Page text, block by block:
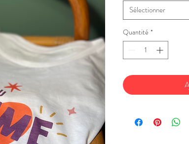
Sélectionner
Quantité *